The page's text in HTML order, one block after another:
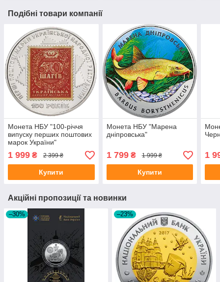
Подібні товари компанії
Монета НБУ "100-річчя
випуску перших поштових
марок України"
1 999 ₴ 2 399 ₴
Купити
Монета НБУ "Марена
дніпровська"
1 799₴ 1 999 ₴
Купити
1
Акційні пропозиції та новинки
–30% –23%